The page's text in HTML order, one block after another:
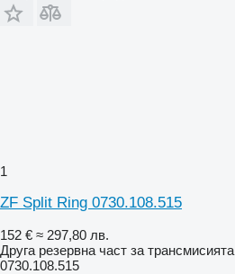
1
ZF Split Ring 0730.108.515
152 € ≈ 297,80 лв.
Друга резервна част за трансмисията
0730.108.515